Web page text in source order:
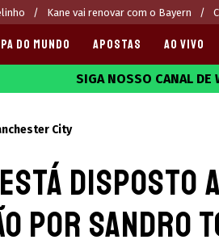
Kane vai renovar com o Bayern
DO MUNDO APOSTAS AO VIVO
SIGA NOSSO CANAL DE
City
disposto a
por Sandro